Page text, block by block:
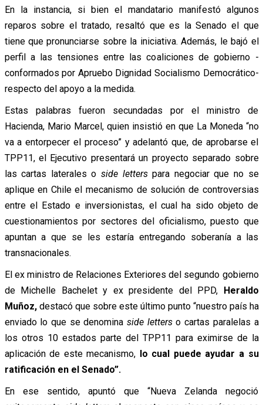
En la instancia, si bien el mandatario manifestó algunos
reparos sobre el tratado, resaltó que es la Senado el que
tiene que pronunciarse sobre la iniciativa. Además, le bajó el
perfil a las tensiones entre las coaliciones de gobierno -
conformados por Apruebo Dignidad Socialismo Democrático-
respecto del apoyo a la medida.
Estas palabras fueron secundadas por el ministro de
Hacienda, Mario Marcel, quien insistió en que La Moneda “no
va a entorpecer el proceso” y adelantó que, de aprobarse el
TPP11, el Ejecutivo presentará un proyecto separado sobre
las cartas laterales o side letterspara negociar que no se
aplique en Chile el mecanismo de solución de controversias
entre el Estado e inversionistas, el cual ha sido objeto de
cuestionamientos por sectores del oficialismo, puesto que
apuntan a que se les estaría entregando soberanía a las
transnacionales.
El ex ministro de Relaciones Exteriores del segundo gobierno
de Michelle Bachelet y ex presidente del PPD, Heraldo
Muñoz, destacó que sobre este último punto “nuestro país ha
enviado lo que se denomina side letterso cartas paralelas a
los otros 10 estados parte del TPP11 para eximirse de la
aplicación de este mecanismo, lo cual puede ayudar a su
ratificación en el Senado”.
En ese sentido, apuntó que “Nueva Zelanda negoció